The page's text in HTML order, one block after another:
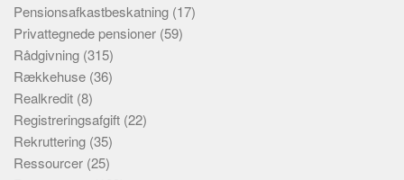
Pensionsafkastbeskatning (17)
Privattegnede pensioner (59)
Rådgivning (315)
Rækkehuse (36)
Realkredit (8)
Registreringsafgift (22)
Rekruttering (35)
Ressourcer (25)